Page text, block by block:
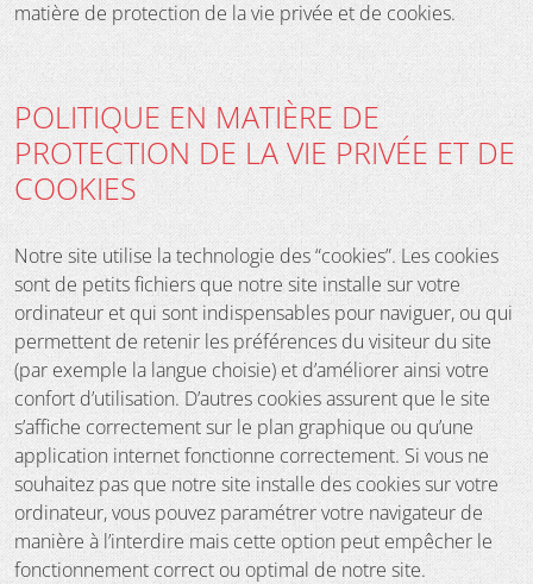
matière de protection de la vie privée et de cookies.
POLITIQUE EN MATIÈRE DE
PROTECTION DE LA VIE PRIVÉE ET DE
COOKIES
Notre site utilise la technologie des “cookies”. Les cookies
sont de petits fichiers que notre site installe sur votre
ordinateur et qui sont indispensables pour naviguer, ou qui
permettent de retenir les préférences du visiteur du site
(par exemple la langue choisie) et d’améliorer ainsi votre
confort d’utilisation. D’autres cookies assurent que le site
s’affiche correctement sur le plan graphique ou qu’une
application internet fonctionne correctement. Si vous ne
souhaitez pas que notre site installe des cookies sur votre
ordinateur, vous pouvez paramétrer votre navigateur de
manière à l’interdire mais cette option peut empêcher le
fonctionnement correct ou optimal de notre site.